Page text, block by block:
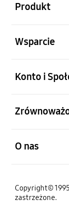
Produkt
Wsparcie
Konto i
O nas
Copyright©
zastrzeżone.